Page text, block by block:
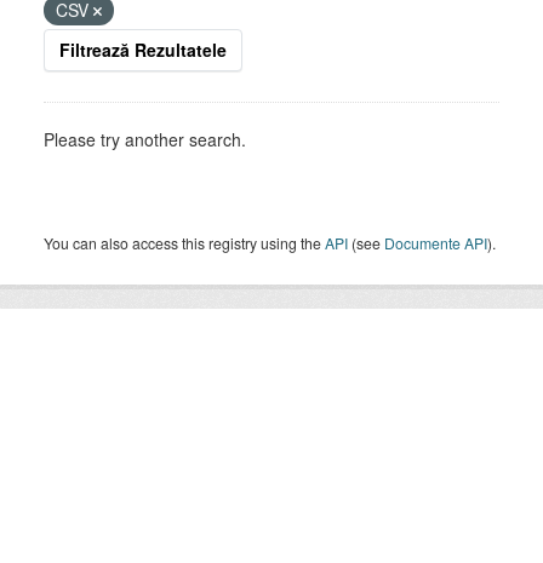
CSV
Filtrează Rezultatele
Please try another search.
You can also access this registry using theAPI (see Documente API).